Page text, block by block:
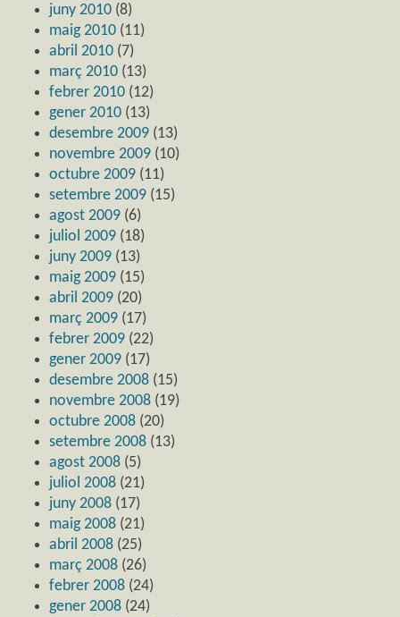
juny 2010 (8)
maig 2010 (11)
abril 2010 (7)
març 2010 (13)
febrer 2010 (12)
gener 2010 (13)
desembre 2009 (13)
novembre 2009 (10)
octubre 2009 (11)
setembre 2009 (15)
agost 2009 (6)
juliol 2009 (18)
juny 2009 (13)
maig 2009 (15)
abril 2009 (20)
març 2009 (17)
febrer 2009 (22)
gener 2009 (17)
desembre 2008 (15)
novembre 2008 (19)
octubre 2008 (20)
setembre 2008 (13)
agost 2008 (5)
juliol 2008 (21)
juny 2008 (17)
maig 2008 (21)
abril 2008 (25)
març 2008 (26)
febrer 2008 (24)
gener 2008 (24)